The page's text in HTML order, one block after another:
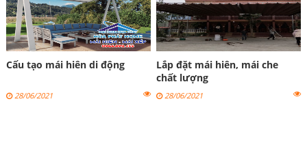
Cấu tạo mái hiên di động
28/06/2021
Lắp đặt mái hiên, mái che
chất lượng
28/06/2021